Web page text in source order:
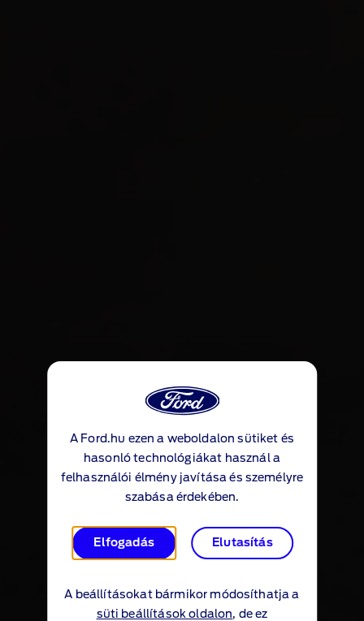
A Ford.hu ezen a weboldalon sütiket és
hasonló technológiákat használ a
felhasználói élmény javítása és személyre
szabása érdekében.
Elfogadás Elutasítás
A beállításokat bármikor módosíthatja a
süti beállítások oldalon, de ez